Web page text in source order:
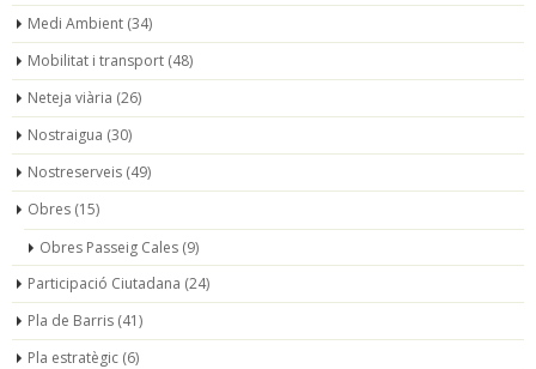
Medi Ambient (34)
Mobilitat i transport (48)
Neteja viària (26)
Nostraigua (30)
Nostreserveis (49)
Obres (15)
Obres Passeig Cales (9)
Participació Ciutadana (24)
Pla de Barris (41)
Pla estratègic (6)